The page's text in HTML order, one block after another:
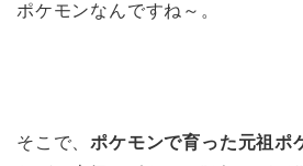
ポケモンなんですね～。
そこで、ポケモンで育った元祖ポ